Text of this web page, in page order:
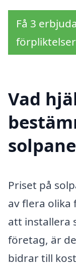
Få 3
förpliktelser
Vad
Priset på
av flera olika
att installera
företag, är
bidrar till